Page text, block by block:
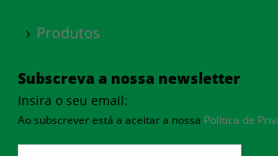
Produtos
Subscreva a nossa newsletter
Insira o seu email:
Ao subscrever está a aceitar a nossa Política de